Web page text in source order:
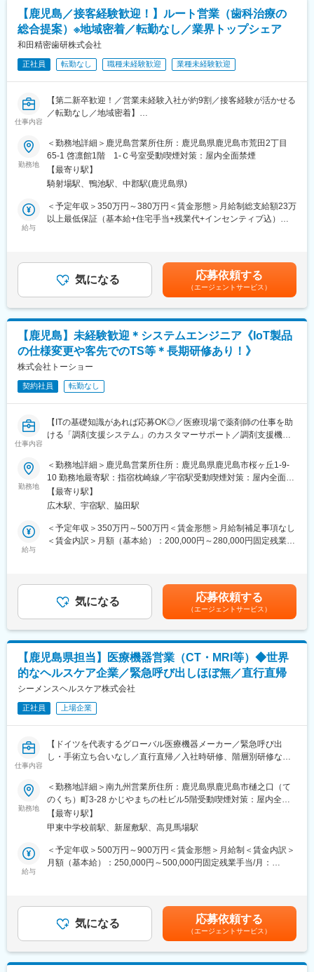
なノウハウだけでなく、それをどのように医療従事者の方にアウ
トプットするのか、営業手法まで指導します。
◎現場に配属後も、上司・メンター・研修担当者による営業同行
やOJT、各種の勉強会などを通じ、継続して成長の機会を提供し
ます。
変更の範囲：会社の定める業務
■研修制度
入社後は、小田原の研修センターにて、機械の解体・組み立てな
どの基礎技術を学び、先輩社員とのOJTを通じて、現場での実務
に慣れていただきます。上記のとおり実機を用いたトレーニング
などから必要なスキルを段階的に習得できますので、未経験の方
でもキャッチアップいただける環境です！
※その他年間研修カリキュラムがあり、成熟度に応じて参加可能
■働き方魅力
フレックス制度を導入しており、午前・午後の半休制度もあるた
め、柔軟な働き方が可能です。さらに、担当エリアが狭いため、
きます。休日・夜間の問い合わせはコールセンター対応であり、
メリハリをつけて働くことが可能です。（当番制あり）
■待遇・手当
平均年収907万円と医療機器メーカーでNo1の平均年収を誇り、住
ます。
■キャリア
HP：https://fms-careers.fujifilm.com/environment/training/
変更の範囲：会社の定める業務
【鹿児島／接客経験歓迎！】ルート営業（歯科治療の
総合提案）※地域密着／転勤なし／業界トップシェア
和田精密歯研株式会社
正社員 転勤なし 職種未経験歓迎 業種未経験歓迎
仕事内容
【第二新卒歓迎！／営業未経験入社が約9割／接客経験が活かせる
／転勤なし／地域密着】
同社は創業65年超の歴史を持つ歯科技工製品メーカーです。
「同社を知らない歯科医師はいない」と言われるほど、圧倒的な
知名度とシェアを誇ります。
歯科医院に向け、入れ歯や差し歯といった歯科技工製品を提案す
るルート営業に従事いただきます。
担当エリア内の歯科医院を訪問し、製品の納品・受注を行うスタ
イルで、テレアポや飛び込みはほぼありません。
＜具体的には…＞
1.製品が依頼通りに仕上がっているか、納品前のチェック
2.担当エリアの歯科医院を訪問、納品の際に次の受注があります
◎社用車を使用して訪問します。出張はほぼ発生しません。
■未経験入社が9割！接客経験が活かせます
当社の営業は 中途入社の約9割が営業未経験スタート。
前職はドラッグストア、医療事務、飲食、アパレルなどさまざ
ま。
「人と話すのが好き」「丁寧な対応が得意」
そんな方が活躍しています。
■教育研修
意しています。
座学研修・OJT・製品勉強会に加え、技工業務を体験する研修や
全国の営業・技工社員との交流研修も実施。
スマホ教材やテキストでの自主学習も可能で、分からないことは
■キャリアパス
ジメント職へのキャリアアップも可能です。
■働き方
完全週休2日制／転勤なし／地域密着で長く働ける環境です。
「シフト制から卒業したい」「生活リズムを整えたい」方におす
すめです。
■身につくスキル
・医療・歯科業界の専門知識
・お客様のニーズをくみ取るヒアリング力
勤務地
＜勤務地詳細＞鹿児島営業所住所：鹿児島県鹿児島市荒田2丁目
65-1 啓凛館1階 1-Ｃ号室受動喫煙対策：屋内全面禁煙
【最寄り駅】
騎射場駅、鴨池駅、中郡駅(鹿児島県)
給与
＜予定年収＞350万円～380万円＜賃金形態＞月給制総支給額23万
以上最低保証（基本給+住宅手当+残業代+インセンティブ込）＜
賞与：年2回（7月・12月）※昨年度実績：4ヶ月■インセンティ
ブ：有■モデル年収：・25歳（入社1年）年収380万/月収27万円
+賞与・28歳（入社3年）年収410万/月収30万円+賞与賃金はあく
までも目安の金額であり、選考を通じて上下する可能性がありま
す。月給(月額)は固定手当を含めた表記です。
気になる 応募依頼する
（エージェントサービス）
【鹿児島】未経験歓迎＊システムエンジニア《IoT製品
の仕様変更や客先でのTS等＊長期研修あり！》
株式会社トーショー
契約社員 転勤なし
仕事内容
【ITの基礎知識があれば応募OK◎／医療現場で薬剤師の仕事を助
ける「調剤支援システム」のカスタマーサポート／調剤支援機
【はじめに】
当ポジションは自社販売している大型IoT製品や薬剤システムの運
用～保守を担うシステムエンジニア職となっております。未経験
からチャレンジできる事に加えて、メーカー直雇用という貴重な
求人となっております。IT領域へキャリアチェンジされたい方歓
迎しております！
るため、社内でのデスクワークが6割、お客様先での業務が4割ほ
どとなります。また、外部のITベンダーとの打ち合わせ等もある
ため、関係者が多いのも当職種の特徴の一つとなります。
ます。
【ポジションの魅力】
・長期間の研修を用意しているため職種未経験＆技術的な知識が
全く無い方でも立ち上りが可能となっております。
・業界トップクラスの調剤システムやIoT製品を扱っており、業務
を通して最新の技術に触れることが可能です。
・正社員登用は前提の採用です。就業態度に問題がなければ原則
登用となり、業界トップクラスシェアを誇る優良企業の正社員と
して安定就業が可能です。（登用率98%、試験ノルマなし）
【同社の魅力】
◆医療業界に貢献：
最新のIoT技術に注力しており、これまで人の手でアナログに行わ
れていた薬剤管理を、全自動で管理、調整、計測、分包まで対応
ない医療現場の安心安全や、医療従事者の負担軽減に大きく貢献
しています。
顧客からいかにシェアを獲得するか試行錯誤する面白さがありま
す。
変更の範囲：会社の定める業務
勤務地
＜勤務地詳細＞鹿児島営業所住所：鹿児島県鹿児島市桜ヶ丘1-9-
10 勤務地最寄駅：指宿枕崎線／宇宿駅受動喫煙対策：屋内全面禁
煙変更の範囲：会社の定める事業所（リモートワーク含む）
【最寄り駅】
広木駅、宇宿駅、脇田駅
給与
＜予定年収＞350万円～500万円＜賃金形態＞月給制補足事項なし
＜賃金内訳＞月額（基本給）：200,000円～280,000円固定残業手
＞※給与詳細は、年齢・スキルを考慮し決定します。■昇給：年1
回■賞与：年2回賃金はあくまでも目安の金額であり、選考を通じ
て上下する可能性があります。月給(月額)は固定手当を含めた表記
です。
気になる 応募依頼する
（エージェントサービス）
【鹿児島県担当】医療機器営業（CT・MRI等）◆世界
的なヘルスケア企業／緊急呼び出しほぼ無／直行直帰
シーメンスヘルスケア株式会社
正社員 上場企業
仕事内容
【ドイツを代表するグローバル医療機器メーカー／緊急呼び出
し・手術立ち合いなし／直行直帰／入社時研修、階層別研修など
働きがい認定企業」受賞】
■仕事詳細
当社の医療機器全般を取り扱う営業担当として、各エリアの大病
院に対してシーメンス社製の大型医療機器を納入すべく、営業活
動していただきます。
・CT、MRI、X線撮影装置、超音波画像診断装置等の製品の販売
ョン提案
※製品毎に技術営業の方が社内にいるため、専門性が高い分野の営
勤務地
＜勤務地詳細＞南九州営業所住所：鹿児島県鹿児島市樋之口（て
のくち）町3-28 かじやまちの杜ビル5階受動喫煙対策：屋内全面
禁煙変更の範囲：会社の定める事業所（リモートワーク含む）
【最寄り駅】
甲東中学校前駅、新屋敷駅、高見馬場駅
給与
＜予定年収＞500万円～900万円＜賃金形態＞月給制＜賃金内訳＞
月額（基本給）：250,000円～500,000円固定残業手当/月：
給与詳細は経験・能力・前職給与等を踏まえて決定致します。■昇
給：年1回（10月）■賞与：年2回（6月・12月）賃金はあくまでも
目安の金額であり、選考を通じて上下する可能性があります。月
給(月額)は固定手当を含めた表記です。
気になる 応募依頼する
（エージェントサービス）